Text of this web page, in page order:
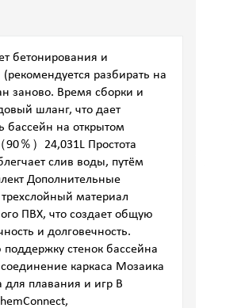
бетонирования и
разбирать на
заново. Время сборки и
шланг, что дает
бассейн на открытом
％）24,031L Простота
слив воды, путём
Дополнительные
материал
ПВХ, что создает общую
и долговечность.
стенок бассейна
каркаса Мозаика
плавания и игр В